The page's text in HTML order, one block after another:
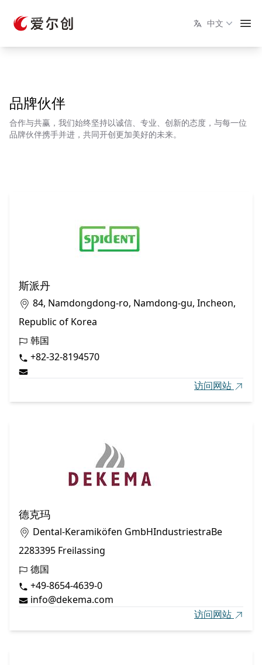
中文
品牌伙伴
合作与共赢，我们始终坚持以诚信、专业、创新的态度，与每一位
品牌伙伴携手并进，共同开创更加美好的未来。
斯派丹
84, Namdongdong-ro, Namdong-gu, Incheon,
Republic of Korea
韩国
+82-32-8194570
访问网站
德克玛
Dental-Keramiköfen GmbHIndustriestraBe
2283395 Freilassing
德国
+49-8654-4639-0
info@dekema.com
访问网站